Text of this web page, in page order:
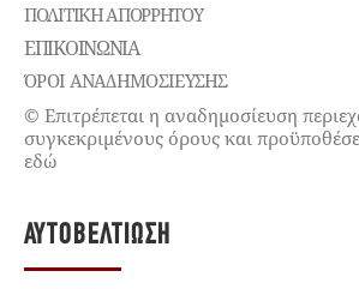
ΠΟΛΙΤΙΚΉ ΑΠΟΡΡΉΤΟΥ
ΕΠΙΚΟΙΝΩΝΊΑ
ΌΡΟΙ ΑΝΑΔΗΜΟΣΙΕΥΣΗΣ
© Επιτρέπεται η αναδημοσίευση
συγκεκριμένους όρους και
εδώ
ΑΥΤΟΒΕΛΤΊΩΣΗ